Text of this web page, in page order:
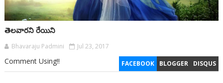
తెలవారని రేయిని
Bhavaraju Padmini Jul 23, 2017
FACEBOOK BLOGGER DISQUS
Comment Using!!